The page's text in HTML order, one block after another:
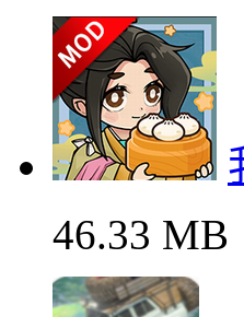
46.33 MB